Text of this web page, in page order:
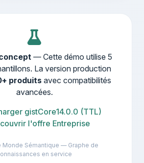
— Cette démo utilise 5
La version production
produitsavec compatibilités
avancées.
gistCore14.0.0 (TTL)
l'offre Entreprise
Monde Sémantique — Graphe de
en service